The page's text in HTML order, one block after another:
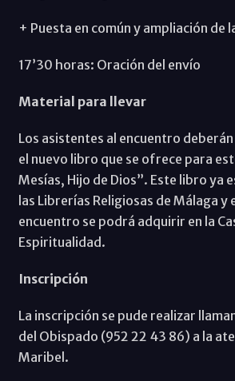
+ Puesta en común y ampliación de
17’30 horas: Oración del envío
Material para llevar
Los asistentes al encuentro
el nuevo libro que se ofrece para
Mesías, Hijo de Dios”. Este libro ya
las Librerías Religiosas de Málaga y
encuentro se podrá adquirir en la
Espiritualidad.
Inscripción
La inscripción se pude realizar
del Obispado (952 22 43 86) a la
Maribel.